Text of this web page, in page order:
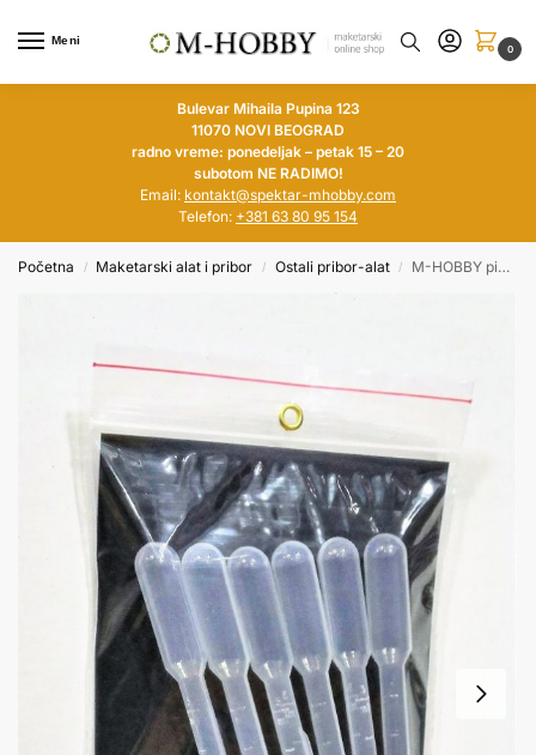
Meni
0
Bulevar Mihaila Pupina 123
11070 NOVI BEOGRAD
radno vreme: ponedeljak – petak 15 – 20
subotom NE RADIMO!
Email: kontakt@spektar-mhobby.com
Telefon: +381 63 80 95 154
Početna / Maketarski alat i pribor / Ostali pribor-alat / M-HOBBY pipete 3 ml (set 6 komada)